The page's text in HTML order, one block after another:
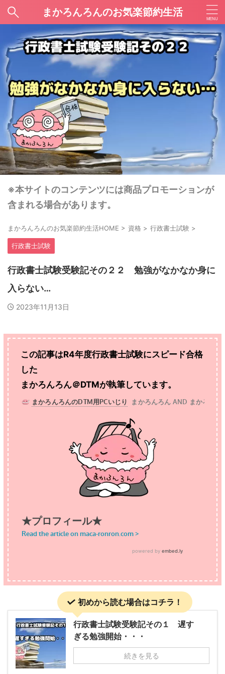
まかろんろんのお気楽節約生活
※本サイトのコンテンツには商品プロモーションが
含まれる場合があります。
まかろんろんのお気楽節約生活HOME > 資格 > 行政書士試験 >
行政書士試験
行政書士試験受験記その２２ 勉強がなかなか身に
入らない…
2023年11月13日
この記事はR4年度行政書士試験にスピード合格
した
まかろんろん＠DTMが執筆しています。
初めから読む場合はコチラ！
行政書士試験受験記その１ 遅す
ぎる勉強開始・・・
続きを見る